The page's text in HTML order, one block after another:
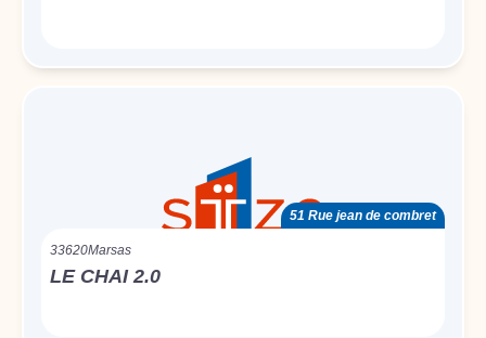
51 Rue jean de combret
33620Marsas
LE CHAI 2.0